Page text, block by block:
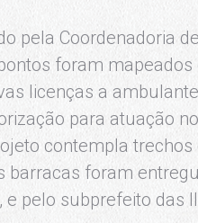
pela Coordenadoria
foram
licenças a
para atuação
contempla
barracas foram
e pelo subprefeito das